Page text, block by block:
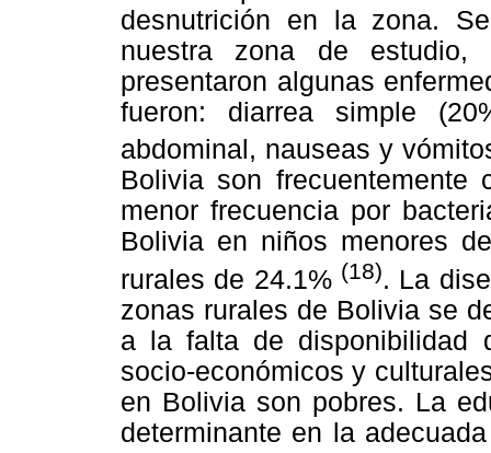
desnutrición en la zona.
nuestra zona de
presentaron algunas
fueron: diarrea simple
abdominal, nauseas y
Bolivia son
menor frecuencia por
Bolivia en niños menores
rurales de 24.1% (18). La
zonas rurales de Bolivia se
a la falta de disponibilidad
socio-económicos y
en Bolivia son pobres. La
determinante en la